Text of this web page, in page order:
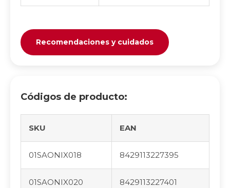
Recomendaciones y cuidados
Códigos de producto:
SKU EAN
01SAONIX018 8429113227395
01SAONIX020 8429113227401